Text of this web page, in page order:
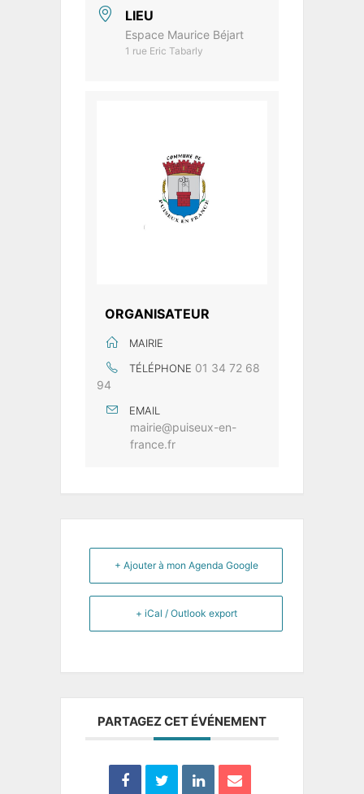
LIEU
Espace Maurice Béjart
1 rue Eric Tabarly
ORGANISATEUR
MAIRIE
TÉLÉPHONE 01 34 72 68
94
EMAIL
mairie@puiseux-en-
france.fr
+ Ajouter à mon Agenda Google
+ iCal / Outlook export
PARTAGEZ CET ÉVÉNEMENT